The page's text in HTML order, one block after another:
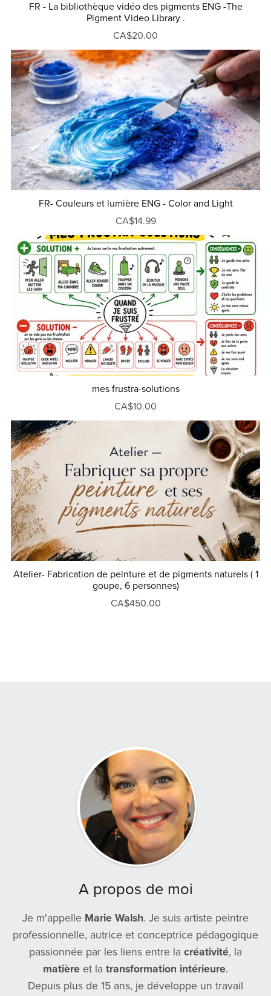
FR - La bibliothèque vidéo des pigments ENG -The
Pigment Video Library .
CA$20.00
FR- Couleurs et lumière ENG - Color and Light
CA$14.99
mes frustra-solutions
CA$10.00
Atelier- Fabrication de peinture et de pigments naturels ( 1
goupe, 6 personnes)
CA$450.00
A propos de moi
Je m'appelle Marie Walsh. Je suis artiste peintre
professionnelle, autrice et conceptrice pédagogique
passionnée par les liens entre la créativité, la
matière et la transformation intérieure.
Depuis plus de 15 ans, je développe un travail